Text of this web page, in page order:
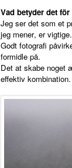
Vad betyder det
Jeg ser det som et
jeg mener, er vigtige.
Godt fotografi
formidle på.
Det at skabe noget
effektiv kombination.